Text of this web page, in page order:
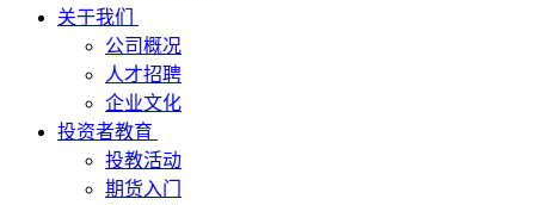
关于我们
公司概况
人才招聘
企业文化
投资者教育
投教活动
期货入门